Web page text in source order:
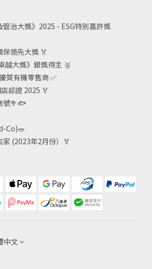
治大獎》2025 - ESG特別嘉許獎
保領先大獎 🏅
越大獎》銀獎得主 🥈
質有機零售商✅
認證 2025 🏅
號🥦🐟
Co)🥗
(2023年2月份）🏅
中文